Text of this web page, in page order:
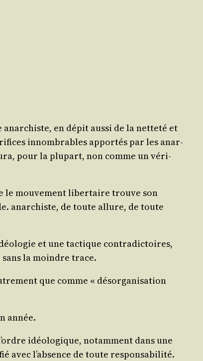
en dépit aus­si de la net­te­té et
innom­brables appor­tés par les anar­
pour la plu­part, non comme un véri­
le mou­ve­ment liber­taire trouve son
anar­chiste, de toute allure, de toute
et une tac­tique contra­dic­toires,
la moindre trace.
que comme « désor­ga­ni­sa­tion
année.
idéo­lo­gique, notam­ment dans une
l’ab­sence de toute res­pon­sa­bi­li­té.